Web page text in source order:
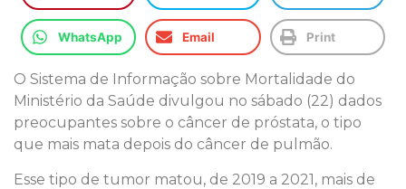
WhatsApp Email Print
O Sistema de Informação sobre Mortalidade do
Ministério da Saúde divulgou no sábado (22) dados
preocupantes sobre o câncer de próstata, o tipo
que mais mata depois do câncer de pulmão.
Esse tipo de tumor matou, de 2019 a 2021, mais de